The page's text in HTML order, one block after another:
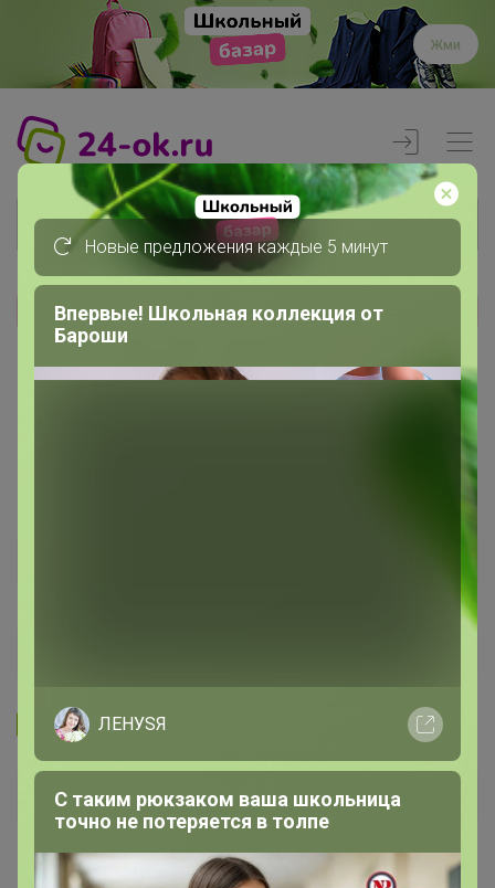
Жми
Запомнить Забыли пароль?
Войти
Регистрация
Новые предложения каждые 5 минут
Впервые! Школьная коллекция от
Бароши
ЛЕНУSЯ
С таким рюкзаком ваша школьница
точно не потеряется в толпе